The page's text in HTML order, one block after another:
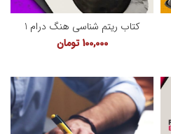
کتاب ریتم شناسی هنگ درام 1
100,000 تومان